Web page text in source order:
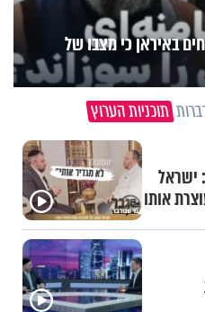
באיראן כי מצבו של
תוכניות הערוץ
ישראל
אותו